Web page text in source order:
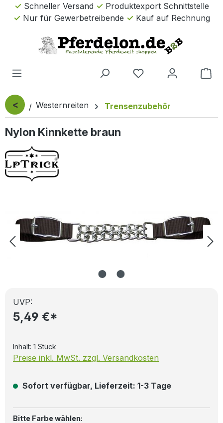
Zum Hauptinhalt springen
Schneller Versand
Produktexport Schnittstelle
Nur für Gewerbetreibende
Kauf auf Rechnung
< Westernreiten Trensenzubehör
Nylon Kinnkette braun
UVP:
5,49 €*
Inhalt: 1 Stück
Preise inkl. MwSt. zzgl. Versandkosten
Sofort verfügbar, Lieferzeit: 1-3 Tage
Bitte Farbe wählen: